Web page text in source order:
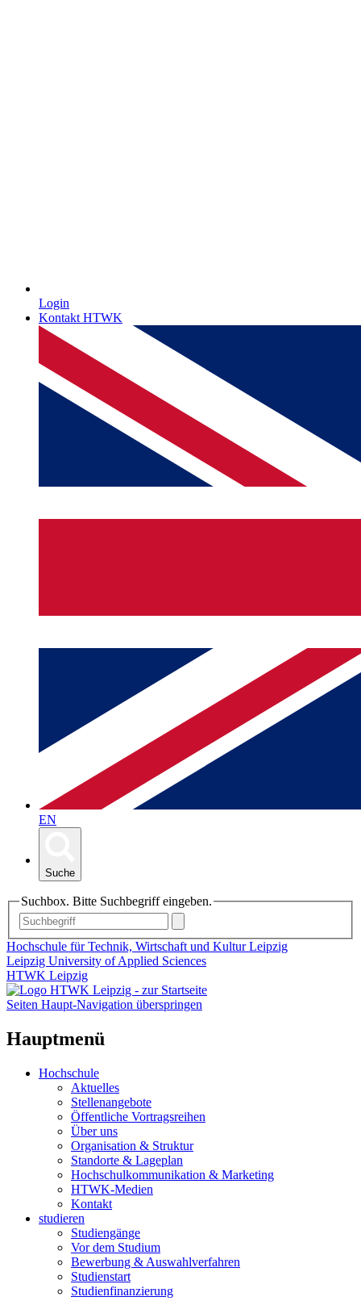
Login
Kontakt HTWK
EN
Suche
Suchbox. Bitte Suchbegriff eingeben.
Hochschule für Technik, Wirtschaft und Kultur Leipzig
Leipzig University of Applied Sciences
HTWK Leipzig
Seiten Haupt-Navigation überspringen
Hauptmenü
Hochschule
Aktuelles
Stellenangebote
Öffentliche Vortragsreihen
Über uns
Organisation & Struktur
Standorte & Lageplan
Hochschulkommunikation & Marketing
HTWK-Medien
Kontakt
studieren
Studiengänge
Vor dem Studium
Bewerbung & Auswahlverfahren
Studienstart
Studienfinanzierung